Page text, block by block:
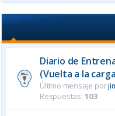
Diario de
(Vuelta a la
Último mensaje por
Respuestas: 103